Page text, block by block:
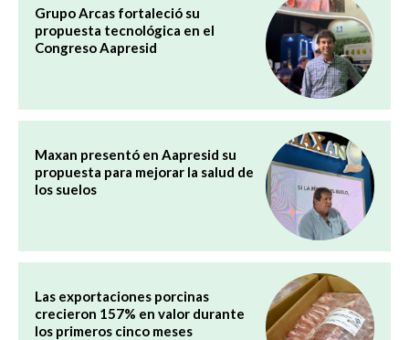
Grupo Arcas fortaleció su
propuesta tecnológica en el
Congreso Aapresid
Maxan presentó en Aapresid su
propuesta para mejorar la salud de
los suelos
Las exportaciones porcinas
crecieron 157% en valor durante
los primeros cinco meses